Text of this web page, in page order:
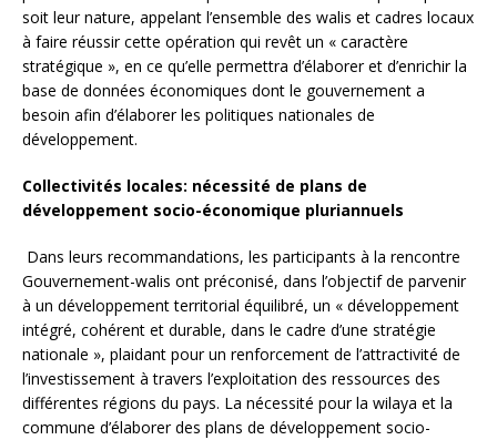
soit leur nature, appelant l’ensemble des walis et cadres locaux
à faire réussir cette opération qui revêt un « caractère
stratégique », en ce qu’elle permettra d’élaborer et d’enrichir la
base de données économiques dont le gouvernement a
besoin afin d’élaborer les politiques nationales de
développement.
Collectivités locales: nécessité de plans de
développement socio-économique pluriannuels
Dans leurs recommandations, les participants à la rencontre
Gouvernement-walis ont préconisé, dans l’objectif de parvenir
à un développement territorial équilibré, un « développement
intégré, cohérent et durable, dans le cadre d’une stratégie
nationale », plaidant pour un renforcement de l’attractivité de
l’investissement à travers l’exploitation des ressources des
différentes régions du pays. La nécessité pour la wilaya et la
commune d’élaborer des plans de développement socio-